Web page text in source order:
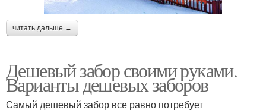
читать дальше →
Дешевый забор своими руками.
Варианты дешевых заборов
Самый дешевый забор все равно потребует